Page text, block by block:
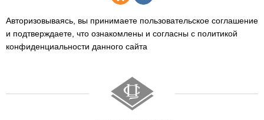
Авторизовываясь, вы принимаете пользовательское соглашение
и подтверждаете, что ознакомлены и согласны с политикой
конфиденциальности данного сайта